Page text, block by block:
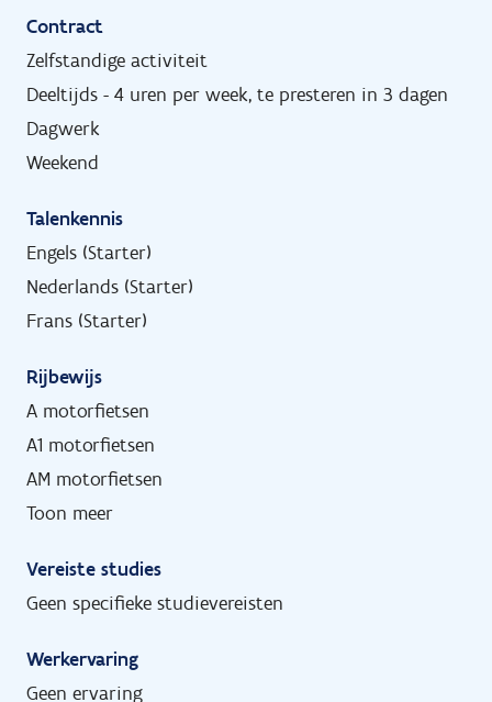
Contract
Zelfstandige activiteit
Deeltijds - 4 uren per week, te presteren in 3 dagen
Dagwerk
Weekend
Talenkennis
Engels (Starter)
Nederlands (Starter)
Frans (Starter)
Rijbewijs
A motorfietsen
A1 motorfietsen
AM motorfietsen
Toon meer
Vereiste studies
Geen specifieke studievereisten
Werkervaring
Geen ervaring